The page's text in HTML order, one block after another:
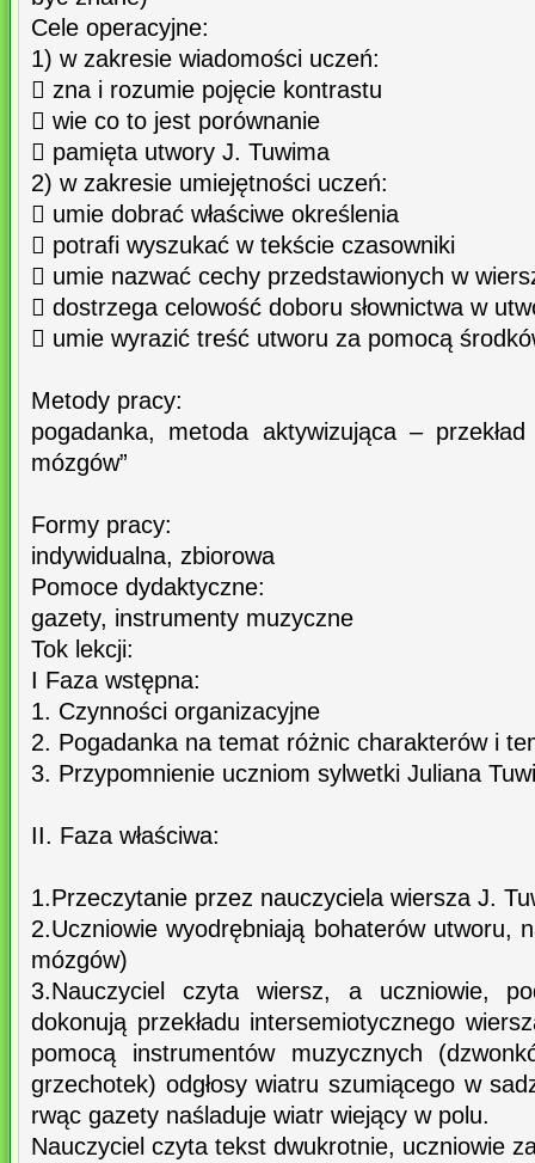
Cele operacyjne:
1) w zakresie wiadomości uczeń:
 zna i rozumie pojęcie kontrastu
 wie co to jest porównanie
 pamięta utwory J. Tuwima
2) w zakresie umiejętności uczeń:
 umie dobrać właściwe określenia
 potrafi wyszukać w tekście czasowniki
 umie nazwać cechy przedstawionych w
 dostrzega celowość doboru słownictwa w
 umie wyrazić treść utworu za pomocą
Metody pracy:
pogadanka, metoda aktywizująca –
mózgów”
Formy pracy:
indywidualna, zbiorowa
Pomoce dydaktyczne:
gazety, instrumenty muzyczne
Tok lekcji:
I Faza wstępna:
1. Czynności organizacyjne
2. Pogadanka na temat różnic charakterów i
3. Przypomnienie uczniom sylwetki Juliana
II. Faza właściwa:
1.Przeczytanie przez nauczyciela wiersza J.
2.Uczniowie wyodrębniają bohaterów utworu,
mózgów)
3.Nauczyciel czyta wiersz, a uczniowie,
dokonują przekładu intersemiotycznego
pomocą instrumentów muzycznych
grzechotek) odgłosy wiatru szumiącego w
rwąc gazety naśladuje wiatr wiejący w polu.
Nauczyciel czyta tekst dwukrotnie, uczniowie